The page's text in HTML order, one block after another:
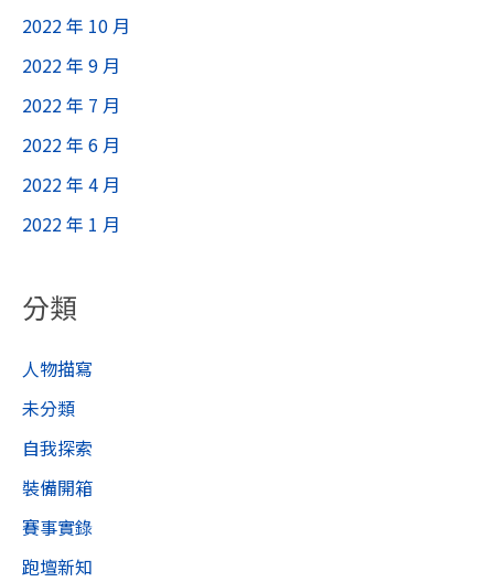
2022 年 10 月
2022 年 9 月
2022 年 7 月
2022 年 6 月
2022 年 4 月
2022 年 1 月
分類
人物描寫
未分類
自我探索
裝備開箱
賽事實錄
跑壇新知